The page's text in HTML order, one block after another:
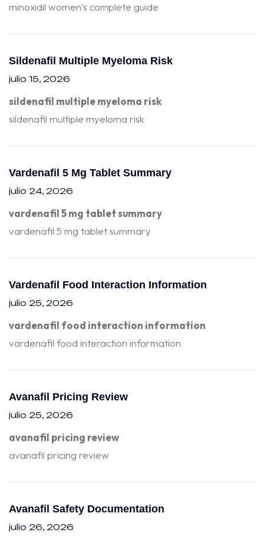
minoxidil women’s complete guide
Sildenafil Multiple Myeloma Risk
julio 15, 2026
sildenafil multiple myeloma risk
sildenafil multiple myeloma risk
Vardenafil 5 Mg Tablet Summary
julio 24, 2026
vardenafil 5 mg tablet summary
vardenafil 5 mg tablet summary
Vardenafil Food Interaction Information
julio 25, 2026
vardenafil food interaction information
vardenafil food interaction information
Avanafil Pricing Review
julio 25, 2026
avanafil pricing review
avanafil pricing review
Avanafil Safety Documentation
julio 26, 2026